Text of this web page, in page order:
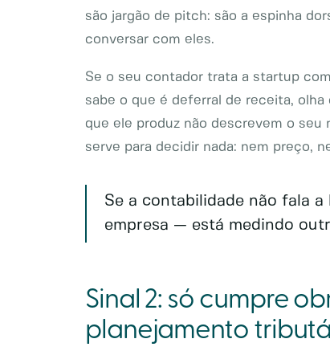
são jargão de pitch: são a espinha
conversar com eles.
Se o seu contador trata a startup
sabe o que é deferral de receita,
que ele produz não descrevem o seu
serve para decidir nada: nem preço,
Se a contabilidade não fala a
empresa — está medindo
Sinal 2: só cumpre
planejamento